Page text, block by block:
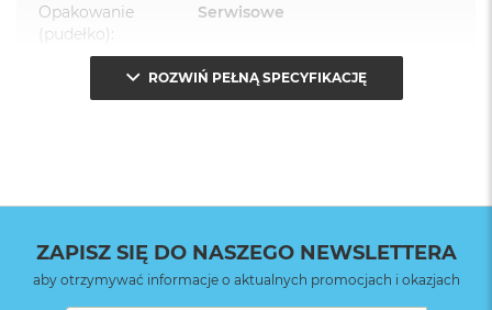
Opakowanie
(pudełko):
Serwisowe
ROZWIŃ PEŁNĄ SPECYFIKACJĘ
ZAPISZ SIĘ DO NASZEGO NEWSLETTERA
aby otrzymywać informacje o aktualnych promocjach i okazjach